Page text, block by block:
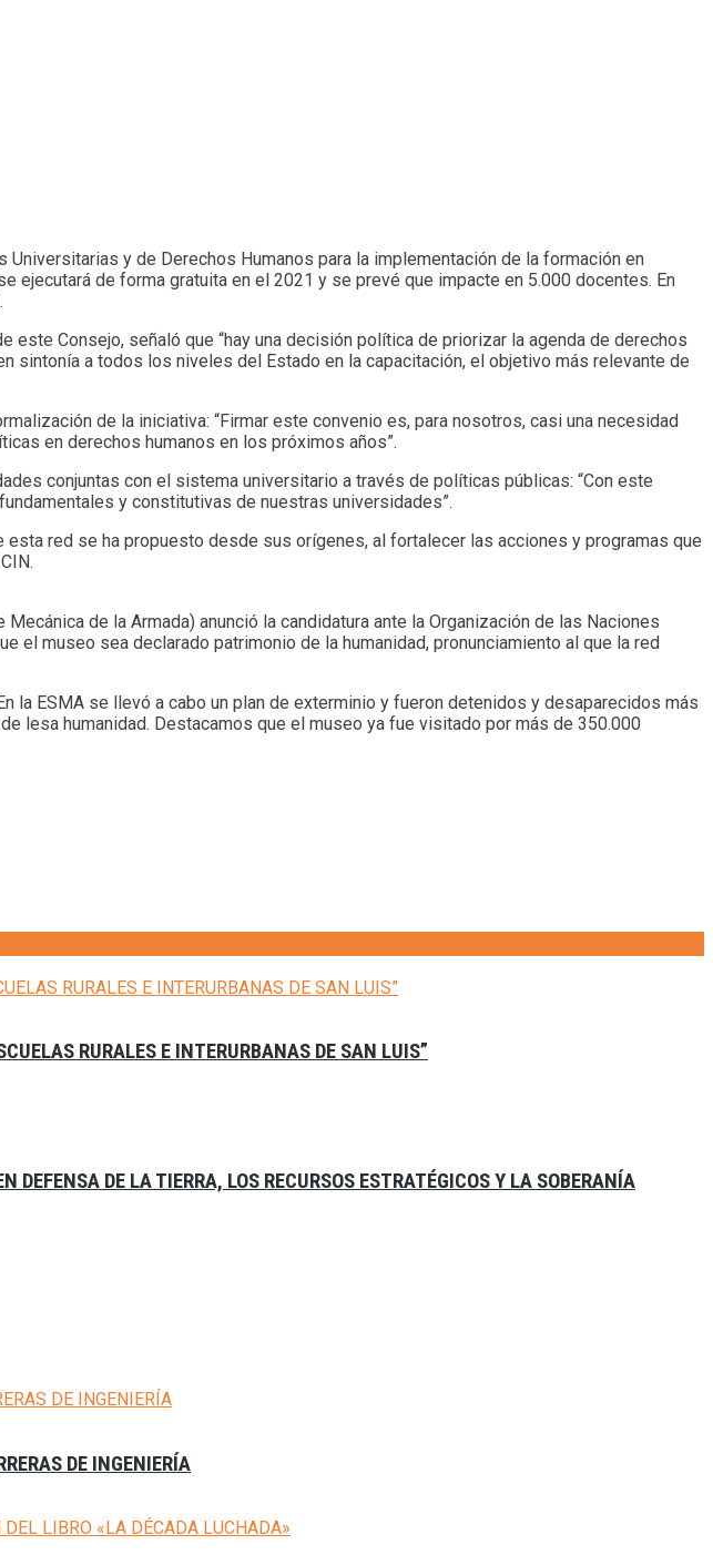
y de Derechos Humanos para la implementación de la formación en
de forma gratuita en el 2021 y se prevé que impacte en 5.000 docentes. En
este Consejo, señaló que “hay una decisión política de priorizar la agenda de derechos
sintonía a todos los niveles del Estado en la capacitación, el objetivo más relevante de
de la iniciativa: “Firmar este convenio es, para nosotros, casi una necesidad
en derechos humanos en los próximos años”.
conjuntas con el sistema universitario a través de políticas públicas: “Con este
y constitutivas de nuestras universidades”.
red se ha propuesto desde sus orígenes, al fortalecer las acciones y programas que
de la Armada) anunció la candidatura ante la Organización de las Naciones
el museo sea declarado patrimonio de la humanidad, pronunciamiento al que la red
la ESMA se llevó a cabo un plan de exterminio y fueron detenidos y desaparecidos más
lesa humanidad. Destacamos que el museo ya fue visitado por más de 350.000
RURALES E INTERURBANAS DE SAN LUIS”
DE LA TIERRA, LOS RECURSOS ESTRATÉGICOS Y LA SOBERANÍA
DE INGENIERÍA